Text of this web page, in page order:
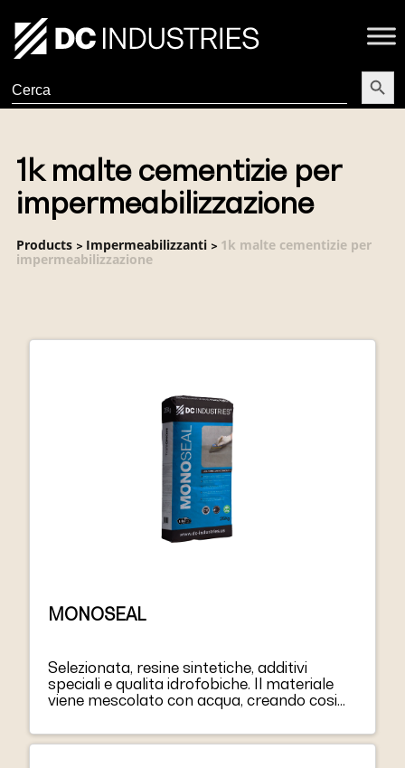
Search
for:
Search
1k malte cementizie per
impermeabilizzazione
Products> Impermeabilizzanti> 1k malte cementizie per
impermeabilizzazione
MONOSEAL
Selezionata, resine sintetiche, additivi
speciali e qualita idrofobiche. Il materiale
viene mescolato con acqua, creando cosi
Facilmente applicabile attraverso una
spatola o pennello. Grazie al suo elevato